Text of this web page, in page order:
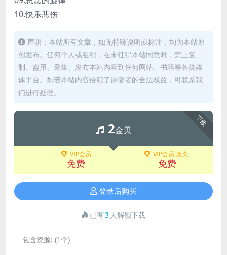
10.快乐悲伤
声明：本站所有文章，如无特殊说明或标注，均为本站原
创发布。任何个人或组织，在未征得本站同意时，禁止复
制、盗用、采集、发布本站内容到任何网站、书籍等各类媒
体平台。如若本站内容侵犯了原著者的合法权益，可联系我
们进行处理。
下载
2金贝
VIP会员
免费
VIP会员[永久]
免费
登录后购买
已有3 人解锁下载
包含资源: (1个)